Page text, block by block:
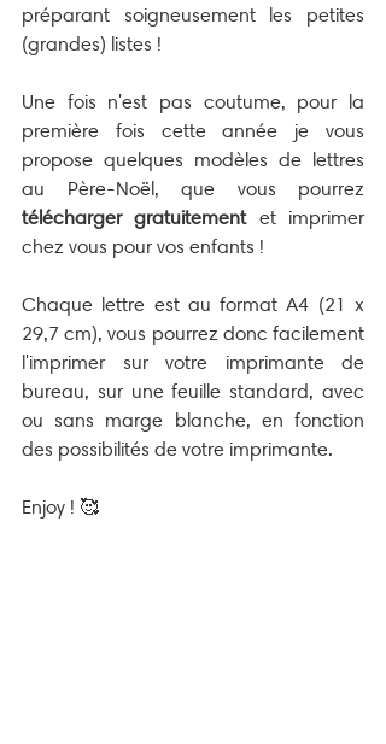
préparant soigneusement les petites
(grandes) listes !
Une fois n'est pas coutume, pour la
première fois cette année je vous
propose quelques modèles de lettres
télécharger gratuitement et imprimer
chez vous pour vos enfants !
Chaque lettre est au format A4 (21 x
29,7 cm), vous pourrez donc facilement
l'imprimer sur votre imprimante de
bureau, sur une feuille standard, avec
ou sans marge blanche, en fonction
des possibilités de votre imprimante.
Enjoy ! 🥰